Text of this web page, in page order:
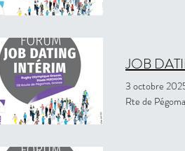
JOB
3 octobre
Rte de